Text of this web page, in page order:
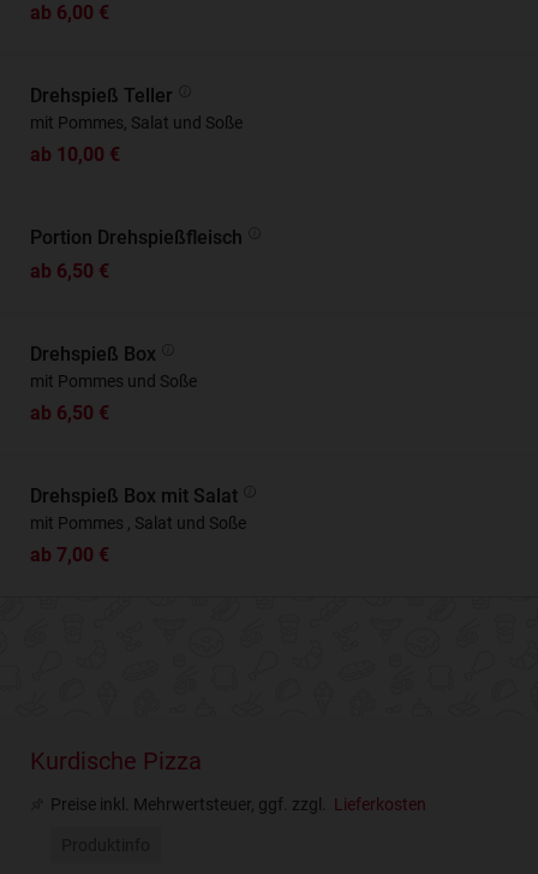
ab 6,00 €
Drehspieß Teller
mit Pommes, Salat und Soße
ab 10,00 €
Portion Drehspießfleisch
ab 6,50 €
Drehspieß Box
mit Pommes und Soße
ab 6,50 €
Drehspieß Box mit Salat
mit Pommes , Salat und Soße
ab 7,00 €
Kurdische Pizza
Preise inkl. Mehrwertsteuer, ggf. zzgl. Lieferkosten